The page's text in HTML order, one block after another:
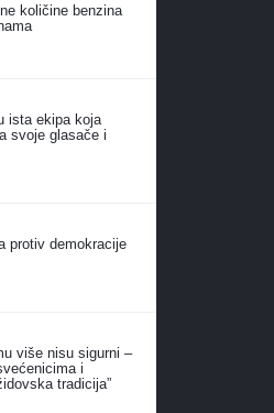
količine benzina
ista ekipa koja
svoje glasače i
protiv demokracije
više nisu sigurni –
i
tradicija”